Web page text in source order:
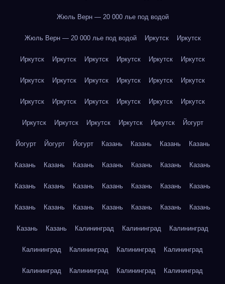
Жюль Верн — 20 000 лье под водой
Жюль Верн — 20 000 лье под водой Иркутск Иркутск
Иркутск Иркутск Иркутск Иркутск Иркутск Иркутск
Иркутск Иркутск Иркутск Иркутск Иркутск Иркутск
Иркутск Иркутск Иркутск Иркутск Иркутск Иркутск
Иркутск Иркутск Иркутск Иркутск Иркутск Йогурт
Йогурт Йогурт Йогурт Казань Казань Казань Казань
Казань Казань Казань Казань Казань Казань Казань
Казань Казань Казань Казань Казань Казань Казань
Казань Казань Казань Казань Казань Казань Казань
Казань Казань Калининград Калининград Калининград
Калининград Калининград Калининград Калининград
Калининград Калининград Калининград Калининград